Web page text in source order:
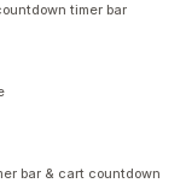
timer bar
bar & cart countdown